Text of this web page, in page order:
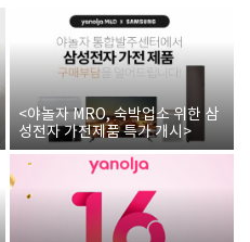
<야놀자 MRO, 숙박업소 위한 삼
성전자 가전제품 특가 개시>